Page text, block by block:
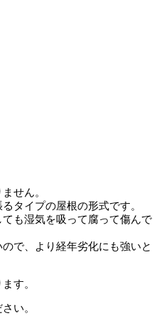
せん。
タイプの屋根の形式です。
も湿気を吸って腐って傷んで
で、より経年劣化にも強いと
す。
い。